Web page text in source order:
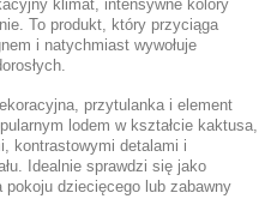
klimat, intensywne kolory
To produkt, który przyciąga
i natychmiast wywołuje
przytulanka i element
lodem w kształcie kaktusa,
kontrastowymi detalami i
Idealnie sprawdzi się jako
dziecięcego lub zabawny